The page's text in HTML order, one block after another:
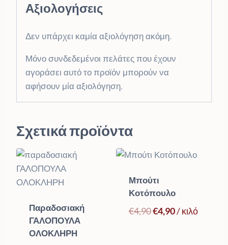
Αξιολογήσεις
Δεν υπάρχει καμία αξιολόγηση ακόμη.
Μόνο συνδεδεμένοι πελάτες που έχουν
αγοράσει αυτό το προϊόν μπορούν να
αφήσουν μία αξιολόγηση.
Σχετικά προϊόντα
Παραδοσιακή
ΓΑΛΟΠΟΥΛΑ
ΟΛΟΚΛΗΡΗ
Μπούτι
Κοτόπουλο
€4,90Original
€4,90Η/ κιλό